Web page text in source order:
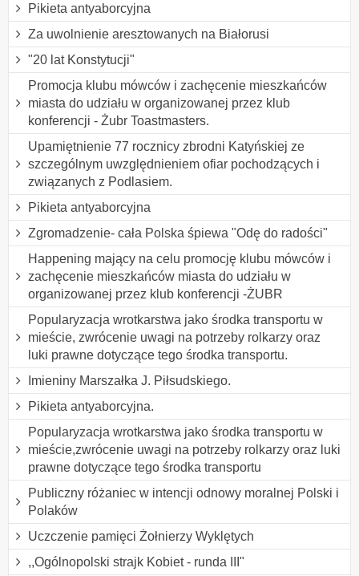
Pikieta antyaborcyjna
Za uwolnienie aresztowanych na Białorusi
"20 lat Konstytucji"
Promocja klubu mówców i zachęcenie mieszkańców
miasta do udziału w organizowanej przez klub
konferencji - Żubr Toastmasters.
Upamiętnienie 77 rocznicy zbrodni Katyńskiej ze
szczególnym uwzględnieniem ofiar pochodzących i
związanych z Podlasiem.
Pikieta antyaborcyjna
Zgromadzenie- cała Polska śpiewa "Odę do radości"
Happening mający na celu promocję klubu mówców i
zachęcenie mieszkańców miasta do udziału w
organizowanej przez klub konferencji -ŻUBR
Popularyzacja wrotkarstwa jako środka transportu w
mieście, zwrócenie uwagi na potrzeby rolkarzy oraz
luki prawne dotyczące tego środka transportu.
Imieniny Marszałka J. Piłsudskiego.
Pikieta antyaborcyjna.
Popularyzacja wrotkarstwa jako środka transportu w
mieście,zwrócenie uwagi na potrzeby rolkarzy oraz luki
prawne dotyczące tego środka transportu
Publiczny różaniec w intencji odnowy moralnej Polski i
Polaków
Uczczenie pamięci Żołnierzy Wyklętych
,,Ogólnopolski strajk Kobiet - runda III"